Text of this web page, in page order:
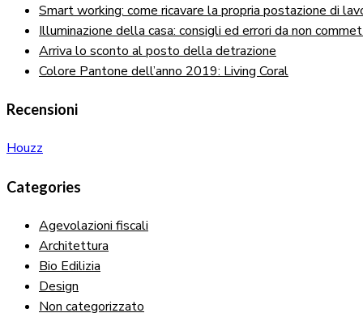
Smart working: come ricavare la propria postazione di
Illuminazione della casa: consigli ed errori da non
Arriva lo sconto al posto della detrazione
Colore Pantone dell’anno 2019: Living Coral
Recensioni
Houzz
Categories
Agevolazioni fiscali
Architettura
Bio Edilizia
Design
Non categorizzato